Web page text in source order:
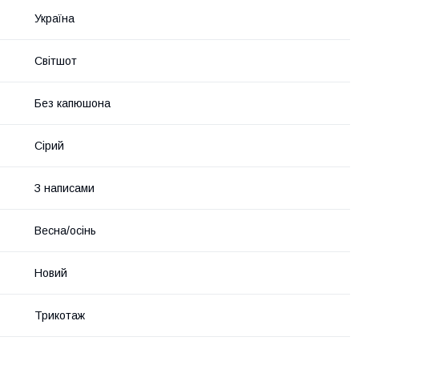
Україна
Світшот
Без капюшона
Сірий
З написами
Весна/осінь
Новий
Трикотаж